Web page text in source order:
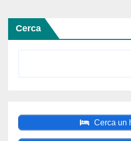
Cerca
Cerca un